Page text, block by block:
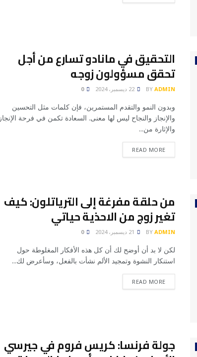
التحقيق في مانادو تسارع من أجل
تحقق مسؤولون زوجه
BY ADMIN
0
وبدون النمو والتقدم المستمرين، فإن كلمات مثل التحسين
والإنجاز والنجاح ليس لها معنى. السعادة تكمن في فرحة الإنجاز
والإثارة من...
READ MORE
من حلقة مفرغة إلى الترياتلون: كيف
تغير زوج من الاحذية حياتي
BY ADMIN
0
لكن لا بد أن أوضح لك أن كل هذه الأفكار المغلوطة حول
استنكار النشوة وتمجيد الألم نشأت بالفعل، وسأعرض لك...
READ MORE
جولة فرنسا: كريس فروم في جيرسي